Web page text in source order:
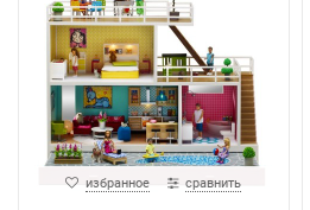
избранное сравнить